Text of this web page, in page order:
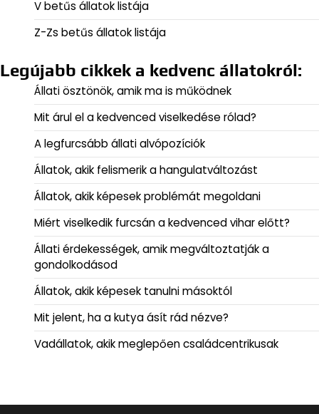
V betűs állatok listája
Z-Zs betűs állatok listája
Legújabb cikkek a kedvenc állatokról:
Állati ösztönök, amik ma is működnek
Mit árul el a kedvenced viselkedése rólad?
A legfurcsább állati alvópozíciók
Állatok, akik felismerik a hangulatváltozást
Állatok, akik képesek problémát megoldani
Miért viselkedik furcsán a kedvenced vihar előtt?
Állati érdekességek, amik megváltoztatják a
gondolkodásod
Állatok, akik képesek tanulni másoktól
Mit jelent, ha a kutya ásít rád nézve?
Vadállatok, akik meglepően családcentrikusak